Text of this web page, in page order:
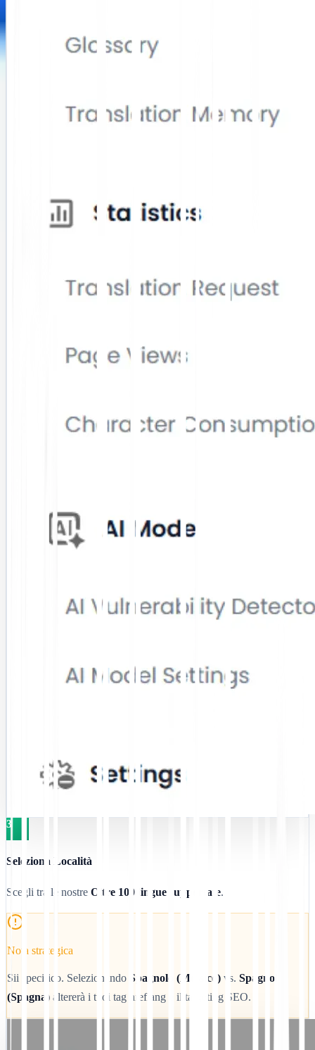
3
Seleziona Località
Scegli tra le nostre Oltre 100 lingue supportate.
Nota strategica
Sii specifico. Selezionando Spagnolo (Messico) vs. Spagnolo
(Spagna) altererà i tuoi tag hreflang e il targeting SEO.